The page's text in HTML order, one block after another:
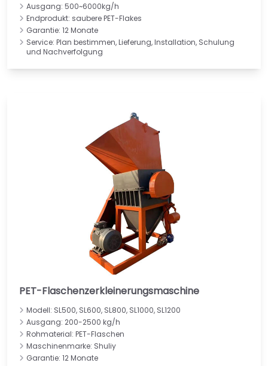
Ausgang: 500~6000kg/h
Endprodukt: saubere PET-Flakes
Garantie: 12 Monate
Service: Plan bestimmen, Lieferung, Installation, Schulung
und Nachverfolgung
PET-Flaschenzerkleinerungsmaschine
Modell: SL500, SL600, SL800, SL1000, SL1200
Ausgang: 200-2500 kg/h
Rohmaterial: PET-Flaschen
Maschinenmarke: Shuliy
Garantie: 12 Monate